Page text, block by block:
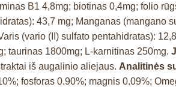
B1 4,8mg; biotinas 0,4mg; folio
43,7 mg; Manganas (mangano
(vario (II) sulfato pentahidratas):
taurinas 1800mg; L-karnitinas 250mg.
iš augalinio aliejaus. Analitinės
fosforas 0.90%; magnis 0.09%;